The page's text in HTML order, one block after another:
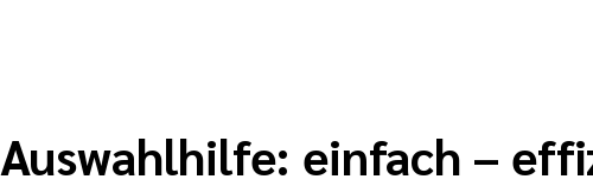
Auswahlhilfe: einfach –